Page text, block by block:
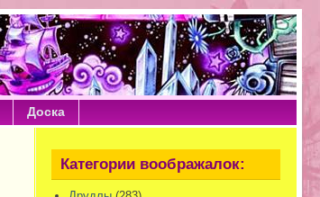
Доска
Категории воображалок: